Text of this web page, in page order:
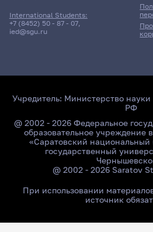
International Students:
+7 (8452) 50 - 87 - 07,
ied@sgu.ru
Учредитель: Министерство
РФ
@ 2002 - 2026 Федеральное
образовательное учреждение
«Саратовский национальный
государственный
@ 2002 - 2026 Saratov
При использовании
источник